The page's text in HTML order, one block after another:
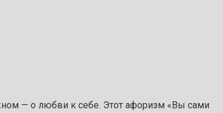
— о любви к себе. Этот афоризм «Вы сами